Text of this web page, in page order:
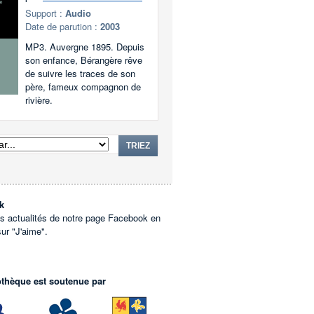
Support : Audio
Date de parution : 2003
MP3. Auvergne 1895. Depuis
son enfance, Bérangère rêve
de suivre les traces de son
père, fameux compagnon de
rivière.
TRIEZ
actualités de notre page Facebook en
"J'aime".
est soutenue par